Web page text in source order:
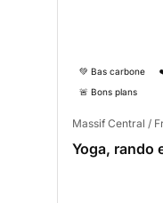
💚 Bas carbone
🚨 Bons plans
Massif Central /
Yoga, rando